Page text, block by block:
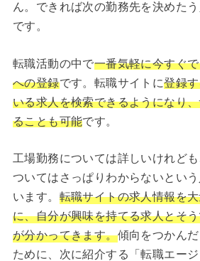
ん。できれば次の勤務先を決めた
です。
転職活動の中で一番気軽に今すぐ
への登録です。転職サイトに登録
いる求人を検索できるようになり
ることも可能です。
工場勤務については詳しいけれど
ついてはさっぱりわからないとい
います。 転職サイトの求人情報を
に、自分が興味を持てる求人とそ
が分かってきます。傾向をつかん
ために、次に紹介する「転職エー